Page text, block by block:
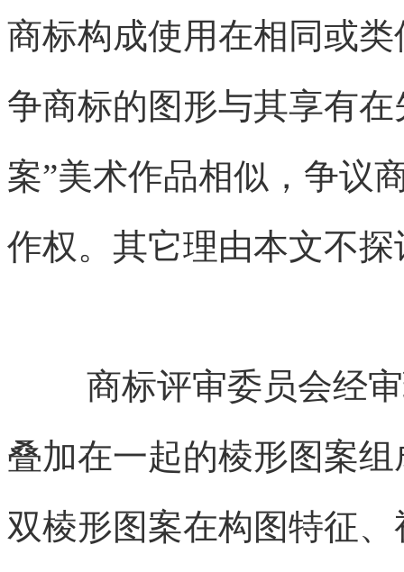
商标构成使用在相同或
争商标的图形与其享有
案”美术作品相似，争议
作权。其它理由本文不
商标评审委员会经
叠加在一起的棱形图案
双棱形图案在构图特征